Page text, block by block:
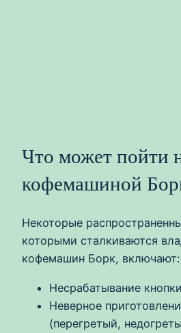
Что может пойти
кофемашиной
Некоторые
которыми сталкиваются
кофемашин Борк, включают:
Несрабатывание
Неверное
(перегретый,